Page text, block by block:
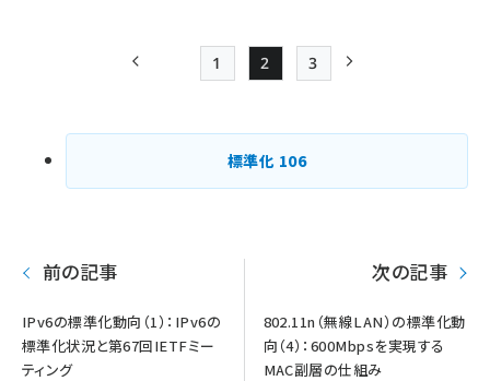
ジ
送
前ページ Page
1
Page
2
Page
3
標準化 106
前の記事
IPv6の標準化動向（1）：IPv6の
標準化状況と第67回IETFミー
ティング
次の記事
802.11n（無線LAN）の標準化動
向（4）：600Mbpsを実現する
MAC副層の仕組み